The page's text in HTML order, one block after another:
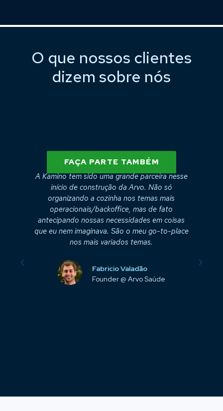
O que nossos clientes
dizem sobre nós
FAÇA PARTE TAMBÉM
A Kamino tem sido uma grande parceira nesse
início de construção da Arvo. Não só
organizando a cozinha nos temas mais
operacionais/backoffice, mas de fato
antecipando nossas necessidades em coisas
que eu nem imaginava. São o meu go-to-place
nos mais variados temas.
Fabricio Valadão
Founder @ Arvo Saúde